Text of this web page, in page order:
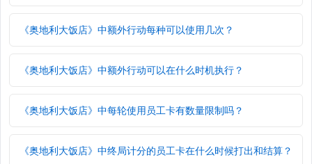
《奥地利大饭店》中额外行动每种可以使用几次？
《奥地利大饭店》中额外行动可以在什么时机执行？
《奥地利大饭店》中每轮使用员工卡有数量限制吗？
《奥地利大饭店》中终局计分的员工卡在什么时候打出和结算？